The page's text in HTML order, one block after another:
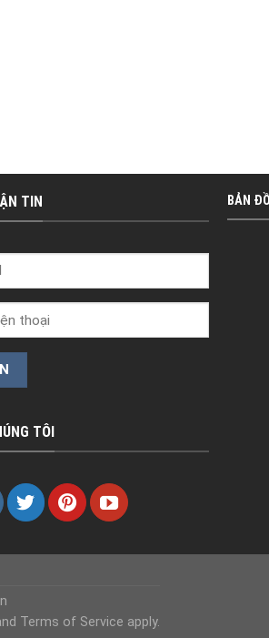
TIN
TÔI
BẢN
Terms of Service apply.